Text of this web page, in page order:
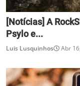
[Notícias] A
Psylo e...
Luis Lusquinhos Abr